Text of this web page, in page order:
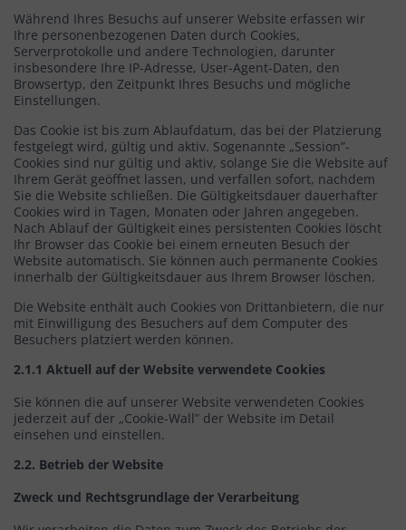
Während Ihres Besuchs auf unserer Website erfassen wir
Ihre personenbezogenen Daten durch Cookies,
Serverprotokolle und andere Technologien, darunter
insbesondere Ihre IP-Adresse, User-Agent-Daten, den
Browsertyp, den Zeitpunkt Ihres Besuchs und mögliche
Einstellungen.
Das Cookie ist bis zum Ablaufdatum, das bei der Platzierung
festgelegt wird, gültig und aktiv. Sogenannte „Session”-
Cookies sind nur gültig und aktiv, solange Sie die Website auf
Ihrem Gerät geöffnet lassen, und verfallen sofort, nachdem
Sie die Website schließen. Die Gültigkeitsdauer dauerhafter
Cookies wird in Tagen, Monaten oder Jahren angegeben.
Nach Ablauf der Gültigkeit eines persistenten Cookies löscht
Ihr Browser das Cookie bei einem erneuten Besuch der
Website automatisch. Sie können auch permanente Cookies
innerhalb der Gültigkeitsdauer aus Ihrem Browser löschen.
Die Website enthält auch Cookies von Drittanbietern, die nur
mit Einwilligung des Besuchers auf dem Computer des
Besuchers platziert werden können.
2.1.1 Aktuell auf der Website verwendete Cookies
Sie können die auf unserer Website verwendeten Cookies
jederzeit auf der „Cookie-Wall” der Website im Detail
einsehen und einstellen.
2.2. Betrieb der Website
Zweck und Rechtsgrundlage der Verarbeitung